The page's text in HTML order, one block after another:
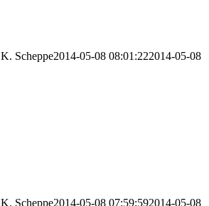
K. Scheppe2014-05-08 08:01:222014-05-08
K. Scheppe2014-05-08 07:59:592014-05-08